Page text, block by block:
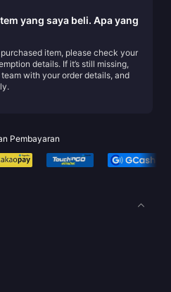
yang saya beli. Apa yang
item, please check your
details. If it’s still missing,
with your order details, and
Pembayaran